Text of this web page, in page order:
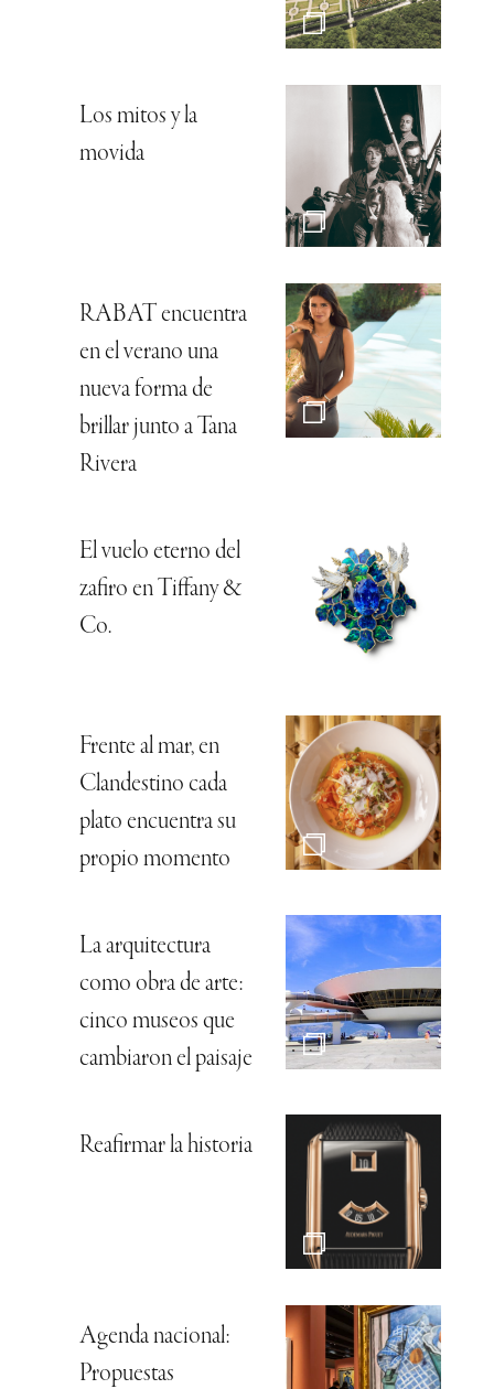
Los mitos y la
movida
RABAT encuentra
en el verano una
nueva forma de
brillar junto a Tana
Rivera
El vuelo eterno del
zafiro en Tiffany &
Co.
Frente al mar, en
Clandestino cada
plato encuentra su
propio momento
La arquitectura
como obra de arte:
cinco museos que
cambiaron el paisaje
Reafirmar la historia
Agenda nacional:
Propuestas